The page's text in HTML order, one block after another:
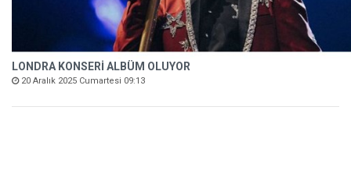
LONDRA KONSERİ ALBÜM OLUYOR
20 Aralık 2025 Cumartesi 09:13